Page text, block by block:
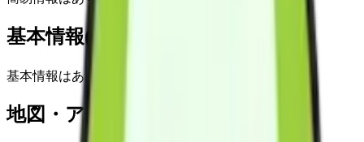
基本情報(詳細)
基本情報はありません
地図・アクセス